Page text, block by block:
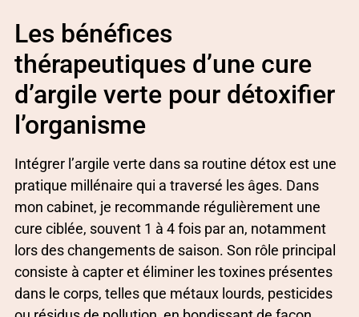
Les bénéfices
thérapeutiques d’une cure
d’argile verte pour détoxifier
l’organisme
Intégrer l’argile verte dans sa routine détox est une
pratique millénaire qui a traversé les âges. Dans
mon cabinet, je recommande régulièrement une
cure ciblée, souvent 1 à 4 fois par an, notamment
lors des changements de saison. Son rôle principal
consiste à capter et éliminer les toxines présentes
dans le corps, telles que métaux lourds, pesticides